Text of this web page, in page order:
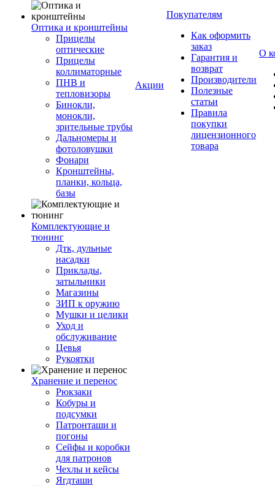
Оптика и кронштейны
Прицелы
оптические
Прицелы
коллиматорные
ПНВ и
тепловизоры
Бинокли,
монокли,
зрительные трубы
Дальномеры и
фотоловушки
Фонари
Кронштейны,
планки, кольца,
базы
Комплектующие и
тюнинг
Дтк, дульные
насадки
Приклады,
затыльники
Магазины
ЗИП к оружию
Мушки и целики
Уход и
обслуживание
Цевья
Рукоятки
Хранение и перенос
Рюкзаки
Кобуры и
подсумки
Патронташи и
погоны
Сейфы и коробки
для патронов
Чехлы и кейсы
Ягдташи
Акции
Покупателям
Как оформить
заказ
Гарантия и
возврат
Производители
Полезные
статьи
Правила
покупки
лицензионного
товара
О